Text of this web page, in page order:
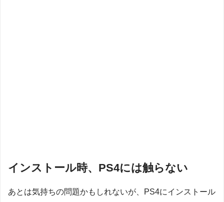
インストール時、PS4には触らない
あとは気持ちの問題かもしれないが、PS4にインストール